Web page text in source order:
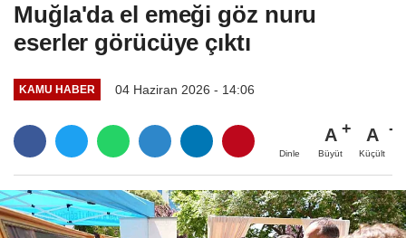
Muğla'da el emeği göz nuru
eserler görücüye çıktı
KAMU HABER 04 Haziran 2026 - 14:06
Dinle
A
Büyüt
A
Küçült